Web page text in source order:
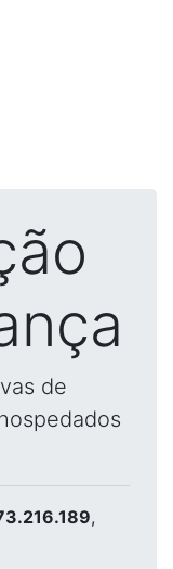
de
,